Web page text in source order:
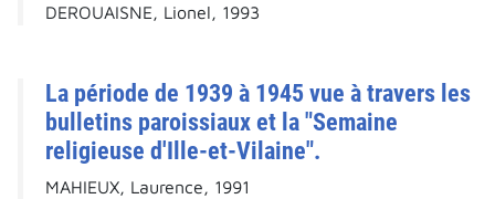
DEROUAISNE, Lionel, 1993
La période de 1939 à 1945 vue à travers les
bulletins paroissiaux et la "Semaine
religieuse d'Ille-et-Vilaine".
MAHIEUX, Laurence, 1991